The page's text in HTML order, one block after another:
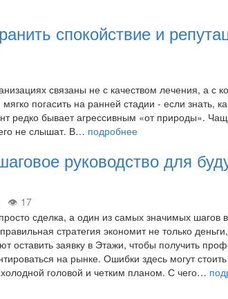
спокойствие и
связаны не с качеством лечения, а с
погасить на ранней стадии - если знать,
редко бывает агрессивным «от природы».
не слышат. В… подробнее
руководство для
17
сделка, а один из самых значимых шагов
стратегия экономит не только
оставить заявку в Этажи, чтобы получить
на рынке. Ошибки здесь могут
головой и четким планом. С чего…